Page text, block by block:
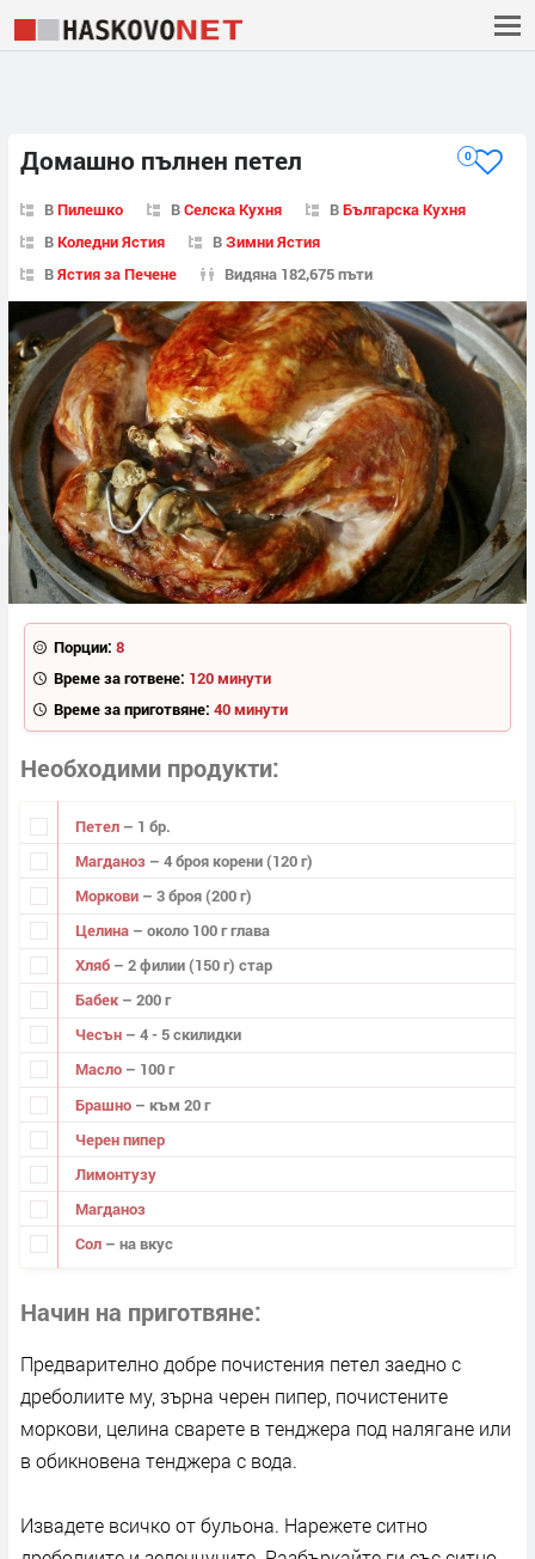
Домашно пълнен петел 0
ВПилешко ВСелска Кухня ВБългарска Кухня
ВКоледни Ястия ВЗимни Ястия
ВЯстия за Печене Видяна 182,675 пъти
Порции: 8
Време за готвене: 120 минути
Време за приготвяне: 40 минути
Необходими продукти
Петел – 1 бр.
Магданоз – 4 броя корени (120 г)
Моркови – 3 броя (200 г)
Целина – около 100 г глава
Хляб – 2 филии (150 г) стар
Бабек – 200 г
Чесън – 4 - 5 скилидки
Масло – 100 г
Брашно – към 20 г
Черен пипер
Лимонтузу
Магданоз
Сол – на вкус
Начин на приготвяне
Предварително добре почистения петел заедно с
дреболиите му, зърна черен пипер, почистените
моркови, целина сварете в тенджера под налягане или
в обикновена тенджера с вода.
Извадете всичко от бульона. Нарежете ситно